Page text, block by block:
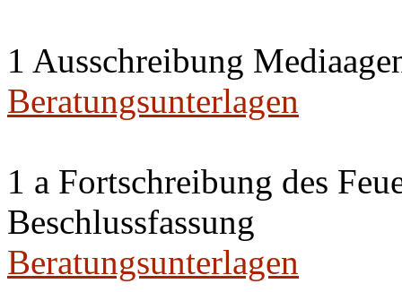
1 Ausschreibung
Beratungsunterlagen
1 a Fortschreibung des
Beschlussfassung
Beratungsunterlagen